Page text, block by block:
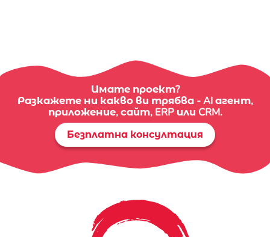
Имате проект?
Разкажете ни какво ви трябва - AI агент,
приложение, сайт, ERP или CRM.
Безплатна консултация